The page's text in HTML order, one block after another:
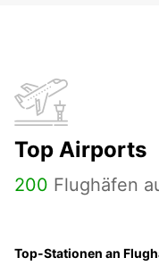
Top Airports
200 Flughäfen
Top-Stationen an